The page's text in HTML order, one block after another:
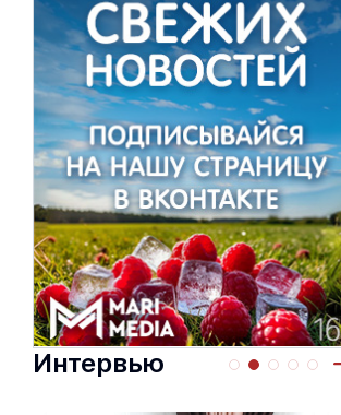
Интервью